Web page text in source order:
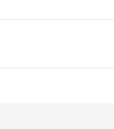
가 있는 경우 회사는 아래와 같이 관계법령에서 정